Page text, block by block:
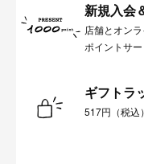
新規入会
店舗とオン
ポイントサー
ギフトラ
517円（税込